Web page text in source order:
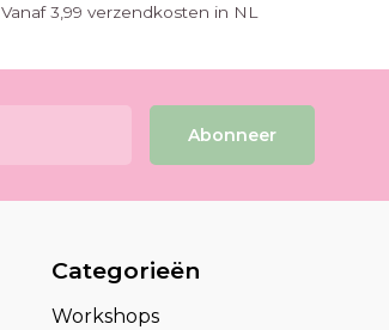
Vanaf 3,99 verzendkosten in NL
Abonneer
Categorieën
Workshops